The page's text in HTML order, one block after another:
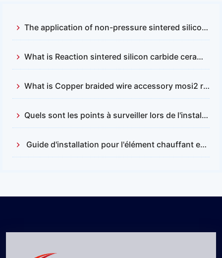
The application of non-pressure sintered silicon carbide and reactive sintered silicon carbide
What is Reaction sintered silicon carbide ceramics？
What is Copper braided wire accessory mosi2 resistance
Quels sont les points à surveiller lors de l'installation et du remplacement des barres en carbure de silicium ?
Guide d'installation pour l'élément chauffant en disiliciure de molybdène (MOSI2)